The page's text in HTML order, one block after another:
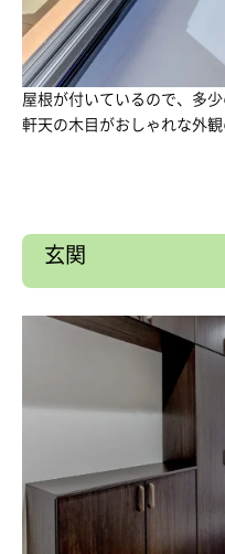
屋根が付いているので、多
軒天の木目がおしゃれな外
玄関